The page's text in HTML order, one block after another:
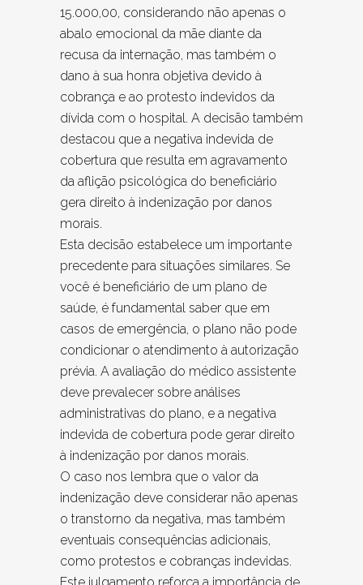
15.000,00, considerando não apenas o
abalo emocional da mãe diante da
recusa da internação, mas também o
dano à sua honra objetiva devido à
cobrança e ao protesto indevidos da
dívida com o hospital. A decisão também
destacou que a negativa indevida de
cobertura que resulta em agravamento
da aflição psicológica do beneficiário
gera direito à indenização por danos
morais.
Esta decisão estabelece um importante
precedente para situações similares. Se
você é beneficiário de um plano de
saúde, é fundamental saber que em
casos de emergência, o plano não pode
condicionar o atendimento à autorização
prévia. A avaliação do médico assistente
deve prevalecer sobre análises
administrativas do plano, e a negativa
indevida de cobertura pode gerar direito
à indenização por danos morais.
O caso nos lembra que o valor da
indenização deve considerar não apenas
o transtorno da negativa, mas também
eventuais consequências adicionais,
como protestos e cobranças indevidas.